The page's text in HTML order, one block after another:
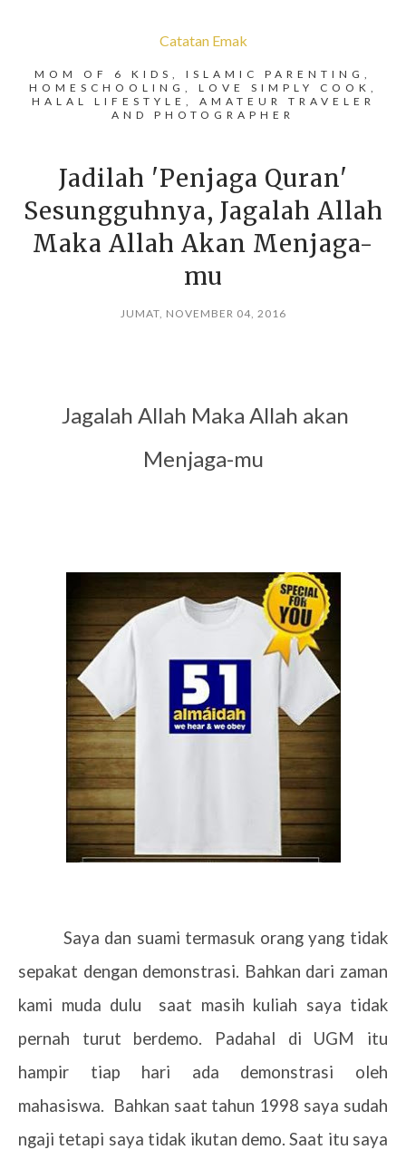
Catatan Emak
MOM OF 6 KIDS, ISLAMIC PARENTING,
HOMESCHOOLING, LOVE SIMPLY COOK,
HALAL LIFESTYLE, AMATEUR TRAVELER
AND PHOTOGRAPHER
Jadilah 'Penjaga Quran'
Sesungguhnya, Jagalah Allah
Maka Allah Akan Menjaga-
mu
JUMAT, NOVEMBER 04, 2016
Jagalah Allah Maka Allah akan
Menjaga-mu
Saya dan suami termasuk orang yang tidak
sepakat dengan demonstrasi. Bahkan dari zaman
kami muda dulu
saat masih kuliah saya tidak
pernah turut berdemo. Padahal di UGM itu
hampir tiap hari ada demonstrasi oleh
mahasiswa. Bahkan saat tahun 1998 saya sudah
ngaji tetapi saya tidak ikutan demo. Saat itu saya